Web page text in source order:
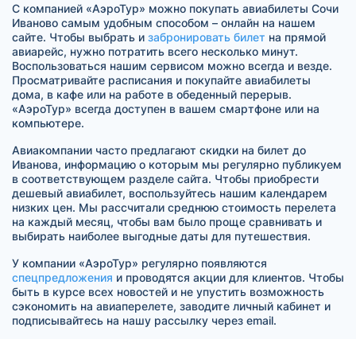
С компанией «АэроТур» можно покупать авиабилеты Сочи
Иваново самым удобным способом – онлайн на нашем
сайте. Чтобы выбрать и забронировать билет на прямой
авиарейс, нужно потратить всего несколько минут.
Воспользоваться нашим сервисом можно всегда и везде.
Просматривайте расписания и покупайте авиабилеты
дома, в кафе или на работе в обеденный перерыв.
«АэроТур» всегда доступен в вашем смартфоне или на
компьютере.
Авиакомпании часто предлагают скидки на билет до
Иванова, информацию о которым мы регулярно публикуем
в соответствующем разделе сайта. Чтобы приобрести
дешевый авиабилет, воспользуйтесь нашим календарем
низких цен. Мы рассчитали среднюю стоимость перелета
на каждый месяц, чтобы вам было проще сравнивать и
выбирать наиболее выгодные даты для путешествия.
У компании «АэроТур» регулярно появляются
спецпредложения и проводятся акции для клиентов. Чтобы
быть в курсе всех новостей и не упустить возможность
сэкономить на авиаперелете, заводите личный кабинет и
подписывайтесь на нашу рассылку через email.